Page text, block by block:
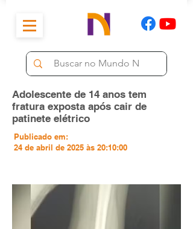
Adolescente de 14 anos tem
fratura exposta após cair de
patinete elétrico
Publicado em:
24 de abril de 2025 às 20:10:00